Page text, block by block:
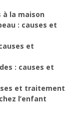
à la maison
: causes et
et
: causes et
et traitement
l’enfant